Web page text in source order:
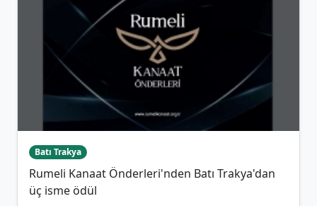
Batı Trakya
Rumeli Kanaat Önderleri'nden Batı Trakya'dan
üç isme ödül